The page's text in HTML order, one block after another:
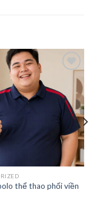
Add to
Wishlist
thể thao phối viền